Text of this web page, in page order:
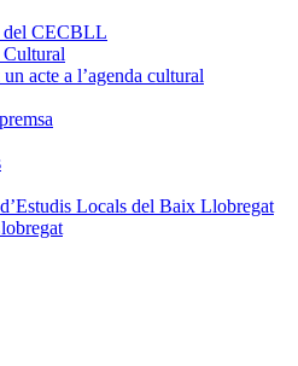
del CECBLL
acte a l’agenda cultural
Locals del Baix Llobregat